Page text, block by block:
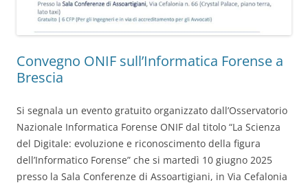
Convegno ONIF sull’Informatica Forense a
Brescia
Si segnala un evento gratuito organizzato dall’Osservatorio
Nazionale Informatica Forense ONIF dal titolo “La Scienza
del Digitale: evoluzione e riconoscimento della figura
dell’Informatico Forense” che si martedì 10 giugno 2025
presso la Sala Conferenze di Assoartigiani, in Via Cefalonia